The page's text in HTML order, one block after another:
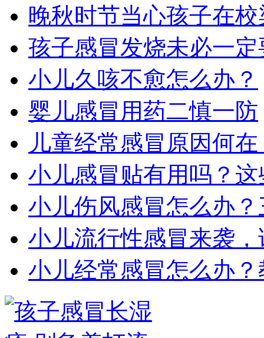
晚秋时节当心孩子在
孩子感冒发烧未必一
小儿久咳不愈怎么办？
婴儿感冒用药二慎一防
儿童经常感冒原因何
小儿感冒贴有用吗？
小儿伤风感冒怎么办
小儿流行性感冒来袭
小儿经常感冒怎么办